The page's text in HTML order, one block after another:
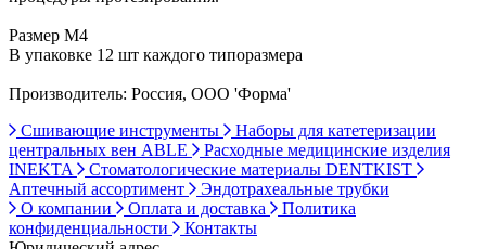
Размер М4
В упаковке 12 шт каждого типоразмера
Производитель: Россия, ООО 'Форма'
Сшивающие инструменты
Наборы для катетеризации
центральных вен ABLE
Расходные медицинские изделия
INEKTA
Стоматологические материалы DENTKIST
Аптечный ассортимент
Эндотрахеальные трубки
О компании
Оплата и доставка
Политика
конфиденциальности
Контакты